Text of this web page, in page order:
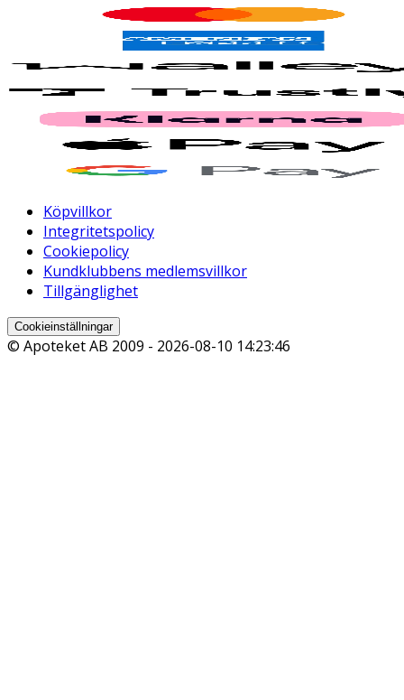
Köpvillkor
Integritetspolicy
Cookiepolicy
Kundklubbens medlemsvillkor
Tillgänglighet
Cookieinställningar
© Apoteket AB 2009 - 2026-08-10 14:23:46